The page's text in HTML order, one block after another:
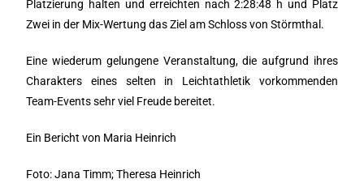
Platzierung halten und erreichten nach 2:28:48 h und Platz
Zwei in der Mix-Wertung das Ziel am Schloss von Störmthal.
Eine wiederum gelungene Veranstaltung, die aufgrund ihres
Charakters eines selten in Leichtathletik vorkommenden
Team-Events sehr viel Freude bereitet.
Ein Bericht von Maria Heinrich
Foto: Jana Timm; Theresa Heinrich